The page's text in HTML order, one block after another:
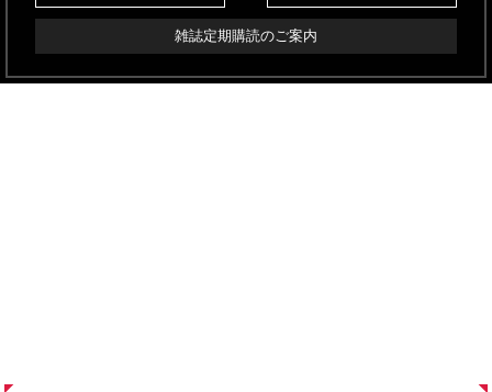
雑誌定期購読のご案内